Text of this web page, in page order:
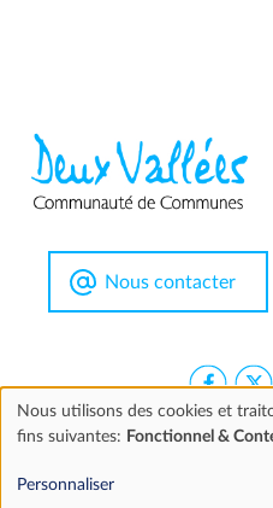
Nous contacter
Utilisation
Nous utilisons des cookies et
fins suivantes: Fonctionnel &
Personnaliser